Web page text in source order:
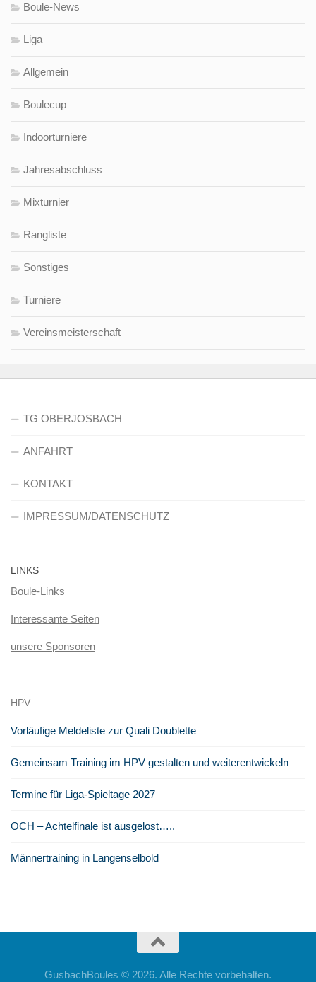
Boule-News
Liga
Allgemein
Boulecup
Indoorturniere
Jahresabschluss
Mixturnier
Rangliste
Sonstiges
Turniere
Vereinsmeisterschaft
TG OBERJOSBACH
ANFAHRT
KONTAKT
IMPRESSUM/DATENSCHUTZ
LINKS
Boule-Links
Interessante Seiten
unsere Sponsoren
HPV
Vorläufige Meldeliste zur Quali Doublette
Gemeinsam Training im HPV gestalten und weiterentwickeln
Termine für Liga-Spieltage 2027
OCH – Achtelfinale ist ausgelost…..
Männertraining in Langenselbold
GusbachBoules © 2026. Alle Rechte vorbehalten.